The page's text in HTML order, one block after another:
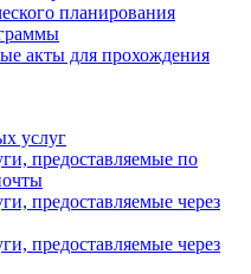
планирования
акты для прохождения
услуг
предоставляемые по
предоставляемые через
предоставляемые через